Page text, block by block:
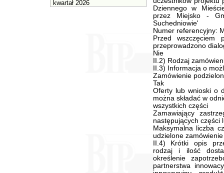
kwartał 2026
Dziennego w
przez Miejsko -
Suchedniowie'
Numer referencyjny:
Przed wszczęciem
przeprowadzono
Nie
II.2) Rodzaj
II.3) Informacja o
Zamówienie
Tak
Oferty lub wnioski o
można składać w
wszystkich części
Zamawiający
następujących części
Maksymalna liczba
udzielone
II.4) Krótki opis przedmiotu zamówienia (wielkość, zakres, rodzaj i ilość dostaw, usług lub robót budowlanych lub określenie zapotrzebowania i wymagań ) a w przypadku partnerstwa innowacyjnego - określenie zapotrzebowania na innowacyjny produkt, usługę lub roboty budowlane: 1. Przedmiotem zamówienia jest: 'Przeprowadzenie warsztatów tematycznych dla uczestniczek i uczestników projektu pt.: „Kluby Seniora jako Ośrodki Wsparcia Dziennego w Mieście i Gminie Suchedniów” realizowanego przez Miejsko - Gminny Ośrodek Pomocy Społecznej w Suchedniowie'. 2. Zadanie dofinansowane jest w ramach Regionalnego Programu Operacyjnego Województwa Świętokrzyskiego 2014-2020 współfinansowanego ze środków Europejskiego Funduszu Społecznego. 3. Przedmiotem zamówienia jest przeprowadzenie warsztatów tematycznych dla uczestniczek i uczestników projektu pt. 'Kluby Seniora jako ośrodki Wsparcia Dziennego w Mieście Gminie Suchedniów'. Warsztaty odbywać się będą w miejscu wskazanym przez Zamawiającego tj. w Klubie Seniora zlokalizowanym przy ul. Sportowej 1 w Suchedniowie oraz w Klubie Seniora w sołectwie Michniów (budynek CKI, Michniów 20 B) - chyba, że któraś część zamówienia przewiduje warsztaty poza lokalami. Prowadzący warsztaty muszą zapewnić dojazd na miejsce warsztatów we własnym zakresie. 4. Warsztaty odbywać się będą przez okres 30 miesięcy tj. od stycznia 2021 r. do czerwca 2023 r. Zamawiający informuje, że termin warsztatów może ulec przesunięciu ze względu na panującą sytuacje epidemiologiczną. Zamawiający nie ma wpływu na przepisy prawne regulujące możliwość funkcjonowania oraz prowadzenia klubów seniora na terytorium kraju. warsztaty odbywać się będą od poniedziałku do piątku w godzinach 08:00 - 14:00 na podstawie uzgodnionych z kierownikiem OWD miesięcznych, szczegółowych harmonogramów. Część zajęć (szczególnie z części 4 i 7 odbywać się będzie również w sobotę). Jako godzinę zajęciową należy rozumieć godzinę zegarową tj. 60 minut. 5. Przez cały okres realizacji zamówienia liczba uczestników będzie wynosiła maksymalnie 50 osób w tym 30 osób w Klubie Seniora w Suchedniowie oraz 20 osób w Klubie Seniora w Michniowie. Zajęcia odbywać się będą w 4 grupach tj. 2 grupy 10 osobowe w Michniowie oraz 2 grupy 15 osobowe w Suchedniowie. Dla części nr 6 zamówienia warsztaty odbywać się będą w grupach maksymalnie od 3 do 5 osób. Projekt zakłada rotacyjność uczestników, zgodnie z indywidualną deklaracją uczestnika projektu w taki sposób, aby każdy z uczestników Klubu Seniora korzystał z zajęć według indywidualnych potrzeb. 6. Zamawiający w ramach zamówienia zapewnia całą infrastrukturę zajęć tj. lokal z pełnym węzłem sanitarnym oraz zapleczem, przystosowany do potrzeb osób niepełnosprawnych, pomieszczenie z dostępem do Internetu wyposażone w projektor multimedialny, sprzęt audiowizualny oraz komputerowy, lokal jest w pełni umeblowany. Wyposażenie oraz materiały niezbędne do przeprowadzenia warsztatów, które zapewnia Zamawiający zostały opisane w poszczególnych częściach zamówienia. 7. Do obowiązków Wykonawcy będzie należało:  zapewnienie prowadzących szkolenie, którzy będą posiadali odpowiednie kwalifikacje, wykształcenie i doświadczenie,  opracowanie programu warsztatów po przeprowadzonej wcześniej analizie co do